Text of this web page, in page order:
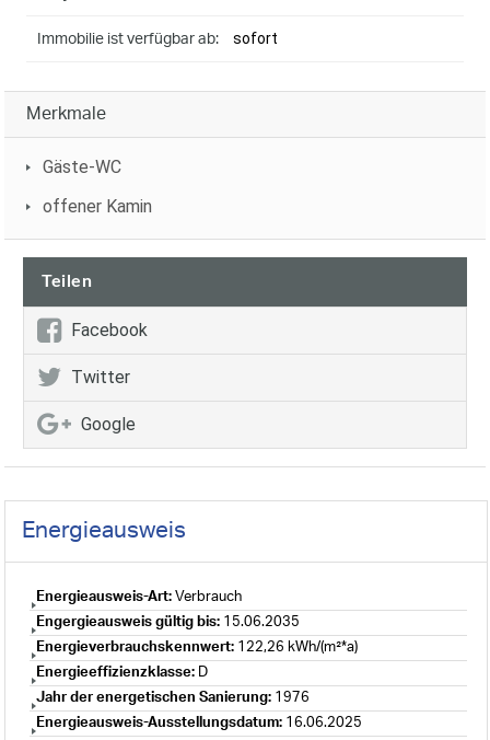
Immobilie ist verfügbar ab: sofort
Merkmale
Gäste-WC
offener Kamin
Teilen
Facebook
Twitter
Google
Energieausweis
Energieausweis-Art: Verbrauch
Engergieausweis gültig bis: 15.06.2035
Energieverbrauchskennwert: 122,26 kWh/(m²*a)
Energieeffizienzklasse: D
Jahr der energetischen Sanierung: 1976
Energieausweis-Ausstellungsdatum: 16.06.2025